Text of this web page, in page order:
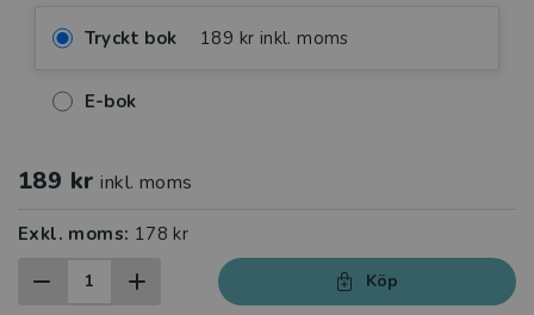
Tryckt bok 189 kr inkl. moms
E-bok
189 kr inkl. moms
Exkl. moms: 178 kr
Köp